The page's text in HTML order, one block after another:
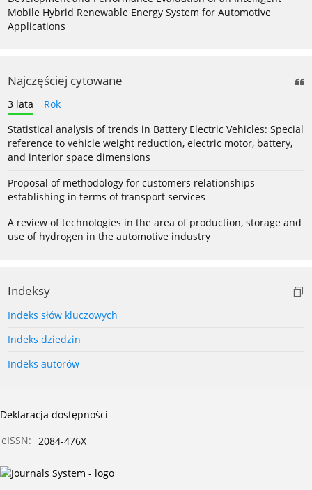
Mobile Hybrid Renewable Energy System for Automotive
Applications
Najczęściej cytowane
3 lata
Rok
Statistical analysis of trends in Battery Electric Vehicles: Special
reference to vehicle weight reduction, electric motor, battery,
and interior space dimensions
Proposal of methodology for customers relationships
establishing in terms of transport services
A review of technologies in the area of production, storage and
use of hydrogen in the automotive industry
Indeksy
Indeks słów kluczowych
Indeks dziedzin
Indeks autorów
Deklaracja dostępności
eISSN:
2084-476X